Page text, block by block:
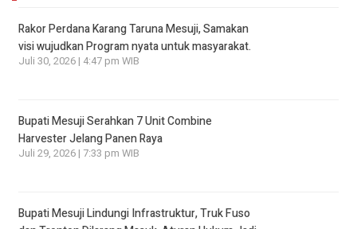
Rakor Perdana Karang Taruna Mesuji, Samakan
visi wujudkan Program nyata untuk masyarakat.
Juli 30, 2026 | 4:47 pm WIB
Bupati Mesuji Serahkan 7 Unit Combine
Harvester Jelang Panen Raya
Juli 29, 2026 | 7:33 pm WIB
Bupati Mesuji Lindungi Infrastruktur, Truk Fuso